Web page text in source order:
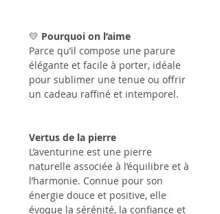
💛 Pourquoi on l’aime
Parce qu’il compose une parure
élégante et facile à porter, idéale
pour sublimer une tenue ou offrir
un cadeau raffiné et intemporel.
Vertus de la pierre
L’aventurine est une pierre
naturelle associée à l’équilibre et à
l’harmonie. Connue pour son
énergie douce et positive, elle
évoque la sérénité, la confiance et